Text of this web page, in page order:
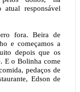
responsável
fora. Beira de
e começamos a
depois que os
E o Bolinha come
pedaços de
Edson de